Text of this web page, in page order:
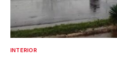
INTERIOR